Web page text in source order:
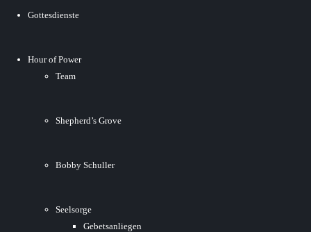
Gottesdienste
Hour of Power
Team
Shepherd’s Grove
Bobby Schuller
Seelsorge
Gebetsanliegen